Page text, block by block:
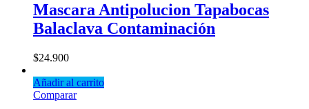
Mascara Antipolucion Tapabocas
Balaclava Contaminación
$24.900
Añadir al carrito
Comparar